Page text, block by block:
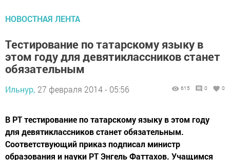
НОВОСТНАЯ ЛЕНТА
Тестирование по татарскому языку в
этом году для девятиклассников станет
обязательным
Ильнур, 27 февраля 2014 - 05:56 615 0 0
В РТ тестирование по татарскому языку в этом году
для девятиклассников станет обязательным.
Соответствующий приказ подписал министр
образования и науки РТ Энгель Фаттахов. Учащимся